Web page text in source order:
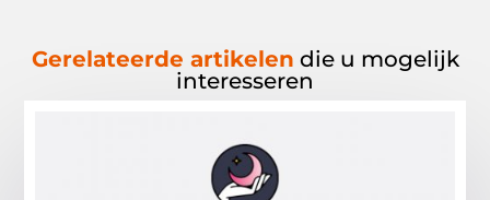
Gerelateerde artikelen die u mogelijk
interesseren